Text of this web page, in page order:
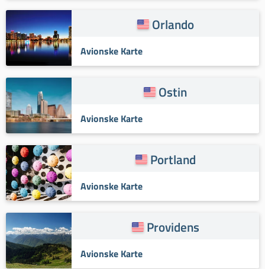
Orlando
Avionske Karte
Ostin
Avionske Karte
Portland
Avionske Karte
Providens
Avionske Karte